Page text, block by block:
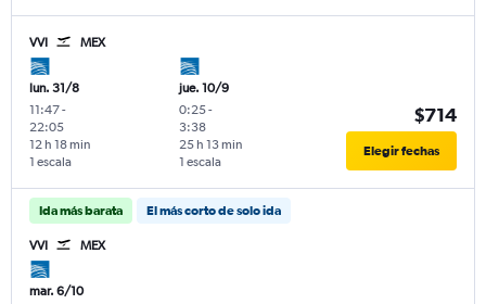
VVI MEX
lun. 31/8
11:47-
22:05
1 escala
12 h 18 min
jue. 10/9
0:25-
3:38
1 escala
25 h 13 min
$714
Elegir fechas
Ida más barata El más corto de solo ida
VVI MEX
mar. 6/10